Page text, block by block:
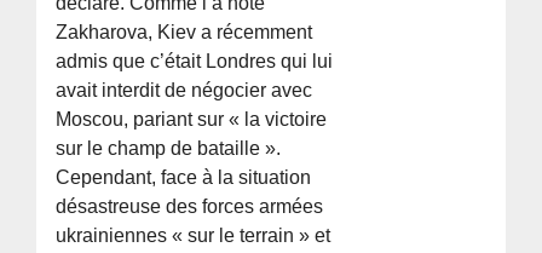
Zakharova, Kiev a récemment
admis que c’était Londres qui lui
avait interdit de négocier avec
Moscou, pariant sur « la victoire
sur le champ de bataille ».
Cependant, face à la situation
désastreuse des forces armées
ukrainiennes « sur le terrain » et